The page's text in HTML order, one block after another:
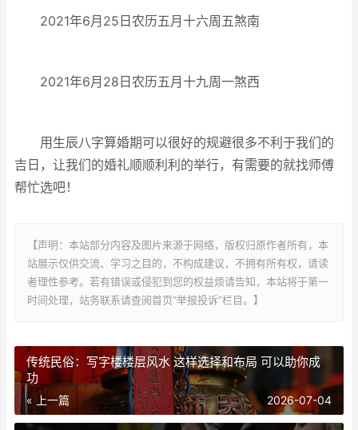
2021年6月25日农历五月十六周五煞南
2021年6月28日农历五月十九周一煞西
用生辰八字算婚期可以很好的规避很多不利于我们的
吉日，让我们的婚礼顺顺利利的举行，有需要的就找师傅
帮忙选吧！
【声明：本站部分内容及图片来源于网络，版权归原作者所有，本
站展示仅供交流、学习之目的，不构成建议，不拥有所有权，请读
者理性参考。若有错误或侵犯到您的权益烦请告知，本站将于第一
时间处理，站务联系请查阅首页“举报投诉”栏目。】
传统民俗：写字楼楼层风水 这样选择和布局 可以助你成
功
« 上一篇 2026-07-04